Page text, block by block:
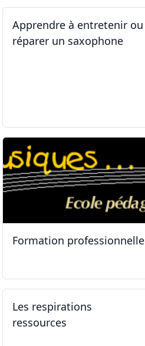
Apprendre à entretenir ou
réparer un saxophone
Formation professionnelle
Les respirations
ressources